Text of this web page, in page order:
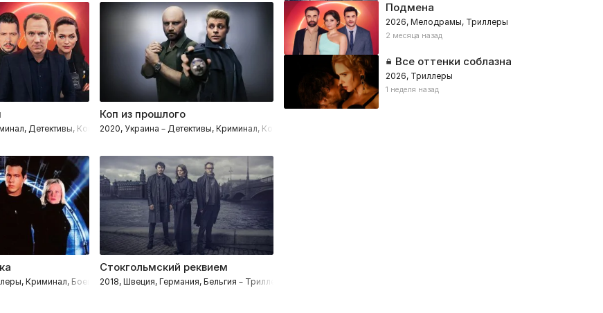
Подмена
2026, Мелодрамы, Триллеры
2 месяца назад
Все оттенки соблазна
2026, Триллеры
1 неделя назад
Детективы, Комедии, Процедуралы
Коп из прошлого
2020, Украина – Детективы, Криминал, Комедии, Боевики, Процедуралы
Криминал, Боевики, Комедии
Стокгольмский реквием
2018, Швеция, Германия, Бельгия – Триллеры, Драмы, Криминал, Детективы, Процедуралы